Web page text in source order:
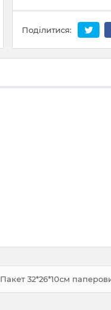
Поділитися:
Пакет 32*26*10см